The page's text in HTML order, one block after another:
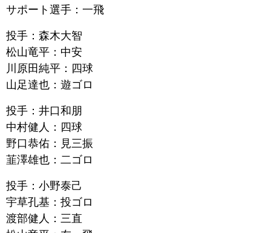
サポート選手：一飛
投手：森木大智
松山竜平：中安
川原田純平：四球
山足達也：遊ゴロ
投手：井口和朋
中村健人：四球
野口恭佑：見三振
韮澤雄也：二ゴロ
投手：小野泰己
宇草孔基：投ゴロ
渡部健人：三直